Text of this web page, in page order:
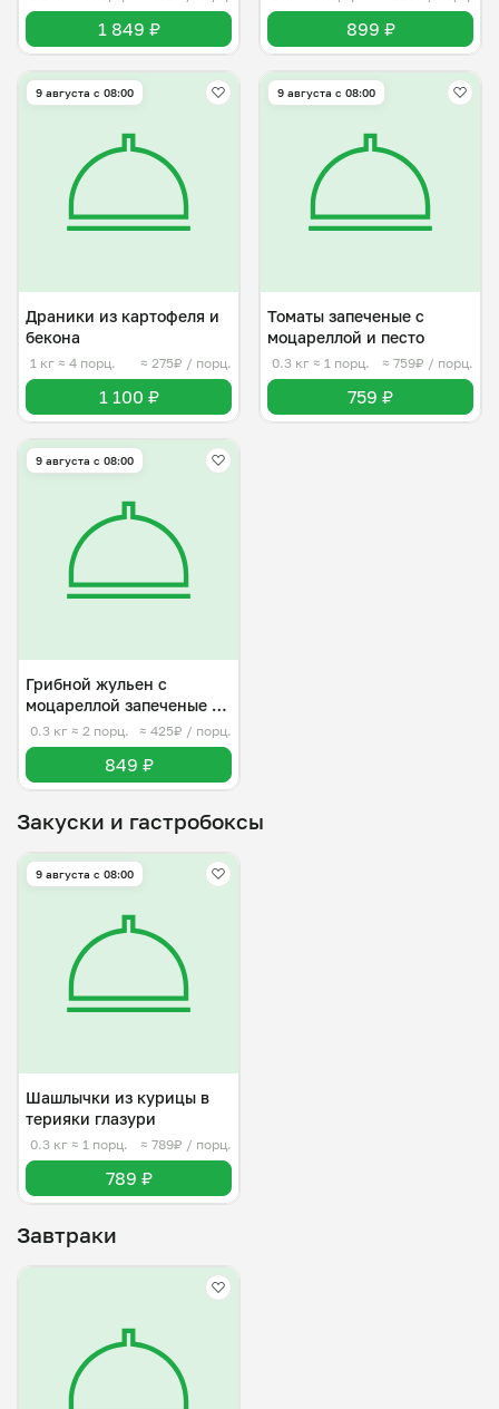
1 849 ₽ 899 ₽
9 августа с 08:00
Драники из картофеля и
бекона
1 кг ≈ 4 порц. ≈ 275₽ / порц.
1 100 ₽
9 августа с 08:00
Томаты запеченые с
моцареллой и песто
0.3 кг ≈ 1 порц. ≈ 759₽ / порц.
759 ₽
9 августа с 08:00
Грибной жульен с
моцареллой запеченые в
томате
0.3 кг ≈ 2 порц. ≈ 425₽ / порц.
849 ₽
Закуски и гастробоксы
9 августа с 08:00
Шашлычки из курицы в
терияки глазури
0.3 кг ≈ 1 порц. ≈ 789₽ / порц.
789 ₽
Завтраки